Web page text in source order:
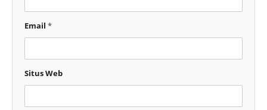
Email *
Situs Web